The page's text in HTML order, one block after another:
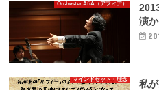
Orchester AfiA（アフィア）
演
マインドセット・理念
私